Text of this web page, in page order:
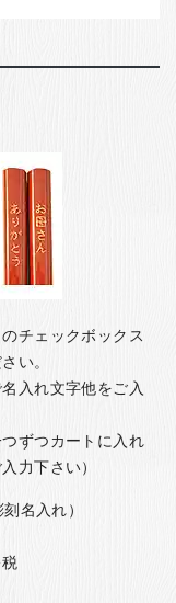
チェックボックス
い。
入れ文字他をご入
ずつカートに入れ
力下さい）
名入れ）